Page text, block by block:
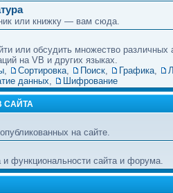
или книжку — вам сюда.
или обсудить множество различных
на VB и других языках.
, Сортировка, Поиск, Графика,
данных, Шифрование
САЙТА
на сайте.
функциональности сайта и форума.